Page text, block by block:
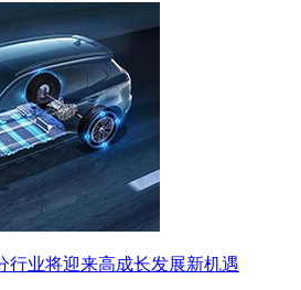
行业将迎来高成长发展新机遇